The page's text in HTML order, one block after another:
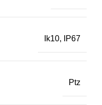
Ik10, IP67
Ptz